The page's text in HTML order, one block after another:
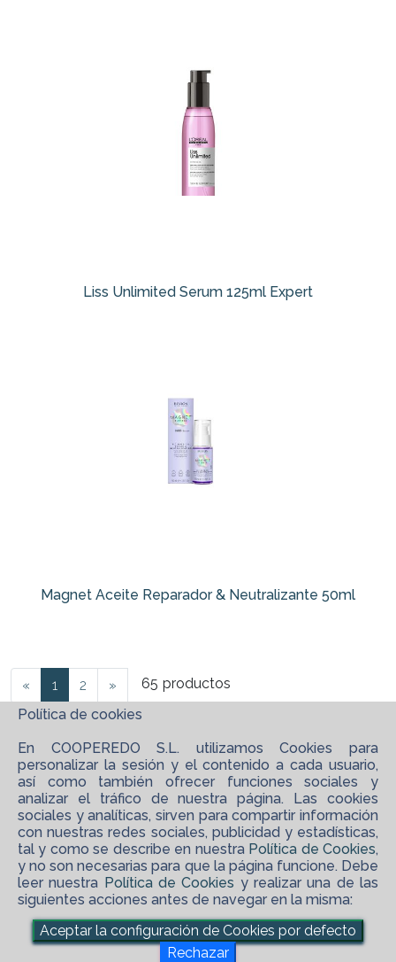
Liss Unlimited Serum 125ml Expert
Magnet Aceite Reparador & Neutralizante 50ml
« 1 2 » 65 productos
maps_ugc
©2026 COOPEREDO S.L.
Software XgestEvo
Política de cookies
En COOPEREDO S.L. utilizamos Cookies para
personalizar la sesión y el contenido a cada usuario,
así como también ofrecer funciones sociales y
analizar el tráfico de nuestra página. Las cookies
sociales y analíticas, sirven para compartir información
con nuestras redes sociales, publicidad y estadísticas,
tal y como se describe en nuestra Política de Cookies,
y no son necesarias para que la página funcione. Debe
leer nuestra Política de Cookies y realizar una de las
siguientes acciones antes de navegar en la misma:
Aceptar la configuración de Cookies por defecto
Rechazar